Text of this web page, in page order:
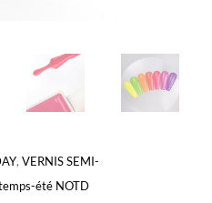
, VERNIS SEMI-
été NOTD